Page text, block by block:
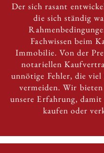
Der sich rasant
die sich ständig
Fachwissen beim
Immobilie. Von der
notariellen
unnötige Fehler, die
vermeiden. Wir
unsere Erfahrung,
kaufen oder